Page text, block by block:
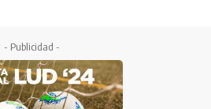
- Publicidad -